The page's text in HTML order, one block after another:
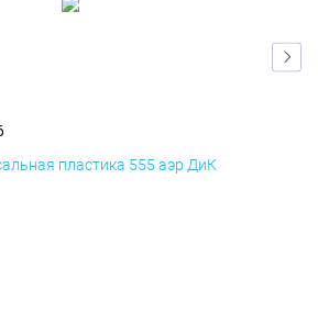
пластика 555 аэр ДиК